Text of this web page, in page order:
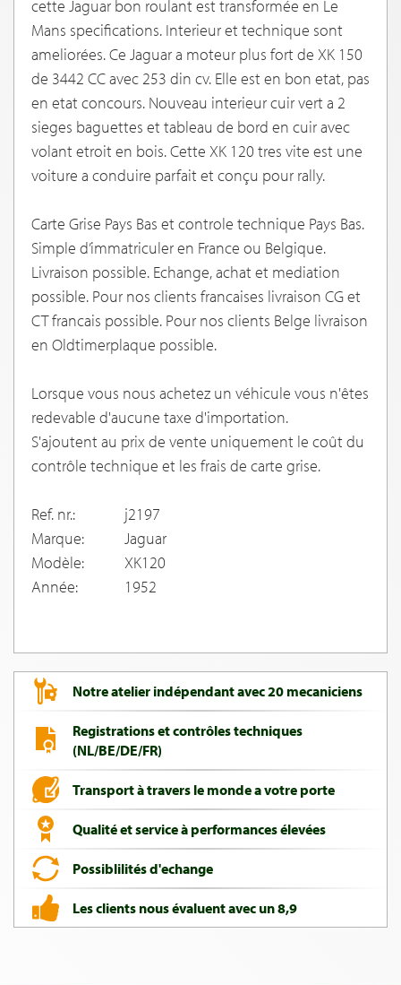
cette Jaguar bon roulant est transformée en Le
Mans specifications. Interieur et technique sont
ameliorées. Ce Jaguar a moteur plus fort de XK 150
de 3442 CC avec 253 din cv. Elle est en bon etat, pas
en etat concours. Nouveau interieur cuir vert a 2
sieges baguettes et tableau de bord en cuir avec
volant etroit en bois. Cette XK 120 tres vite est une
voiture a conduire parfait et conçu pour rally.
Carte Grise Pays Bas et controle technique Pays Bas.
Simple d’immatriculer en France ou Belgique.
Livraison possible. Echange, achat et mediation
possible. Pour nos clients francaises livraison CG et
CT francais possible. Pour nos clients Belge livraison
en Oldtimerplaque possible.
Lorsque vous nous achetez un véhicule vous n'êtes
redevable d'aucune taxe d'importation.
S'ajoutent au prix de vente uniquement le coût du
contrôle technique et les frais de carte grise.
Ref. nr.:
j2197
Marque:
Jaguar
Modèle:
XK120
Année:
1952
Notre atelier indépendant avec 20 mecaniciens
Registrations et contrôles techniques
(NL/BE/DE/FR)
Transport à travers le monde a votre porte
Qualité et service à performances élevées
Possiblilités d'echange
Les clients nous évaluent avec un 8,9